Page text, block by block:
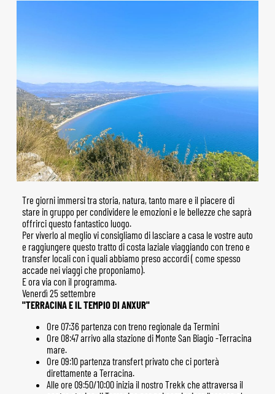
Tre giorni immersi tra storia, natura, tanto mare e il piacere di
stare in gruppo per condividere le emozioni e le bellezze che saprà
offrirci questo fantastico luogo.
Per viverlo al meglio vi consigliamo di lasciare a casa le vostre auto
e raggiungere questo tratto di costa laziale viaggiando con treno e
transfer locali con i quali abbiamo preso accordi ( come spesso
accade nei viaggi che proponiamo).
E ora via con il programma.
Venerdì 25 settembre
"TERRACINA E IL TEMPIO DI ANXUR"
Ore 07:36 partenza con treno regionale da Termini
Ore 08:47 arrivo alla stazione di Monte San Biagio -Terracina
mare.
Ore 09:10 partenza transfert privato che ci porterà
direttamente a Terracina.
Alle ore 09:50/10:00 inizia il nostro Trekk che attraversa il